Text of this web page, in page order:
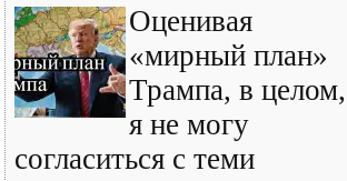
Оценивая
«мирный план»
Трампа, в целом,
я не могу
согласиться с теми